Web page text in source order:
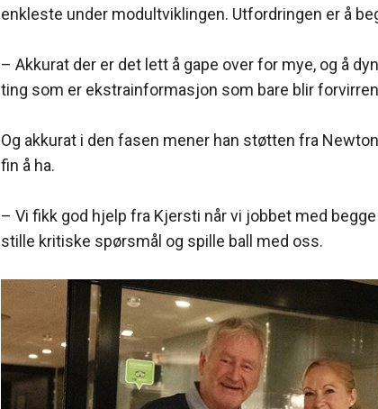
enkleste under modultviklingen. Utfordringen er å
– Akkurat der er det lett å gape over for mye, og å
ting som er ekstrainformasjon som bare blir
Og akkurat i den fasen mener han støtten fra
fin å ha.
– Vi fikk god hjelp fra Kjersti når vi jobbet med
stille kritiske spørsmål og spille ball med oss.